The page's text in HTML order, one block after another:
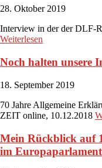
28. Oktober 2019
Interview in der der DLF-
Weiterlesen
Noch halten unsere
18. September 2019
70 Jahre Allgemeine
ZEIT online, 10.12.2018
Mein Rückblick auf
im Europaparlament